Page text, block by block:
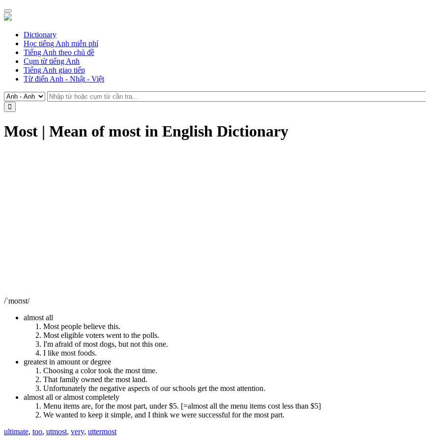
Dictionary
Học tiếng Anh miễn phí
Tiếng Anh theo chủ đề
Cụm từ tiếng Anh
Tiếng Anh giao tiếp
Từ điển Anh - Nhật - Việt
Most | Mean of most in English Dictionary
/ˈmoʊst/
almost all
Most people believe this.
Most eligible voters went to the polls.
I'm afraid of most dogs, but not this one.
I like most foods.
greatest in amount or degree
Choosing a color took the most time.
That family owned the most land.
Unfortunately the negative aspects of our schools get the most attention.
almost all or almost completely
Menu items are, for the most part, under $5. [=almost all the menu items cost less than $5]
We wanted to keep it simple, and I think we were successful for the most part.
ultimate, too, utmost, very, uttermost